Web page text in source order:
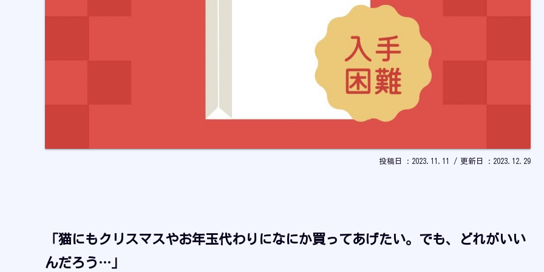
2023.11.11 2023.12.29
「猫にもクリスマスやお年玉代わりになにか買ってあげたい。でも、どれがいい
んだろう …